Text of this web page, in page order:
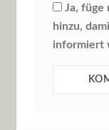
Ja, füge
hinzu,
informiert